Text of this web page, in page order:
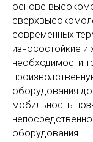
основе
современных
износостойкие и
необходимости
оборудования
мобильность
оборудования.